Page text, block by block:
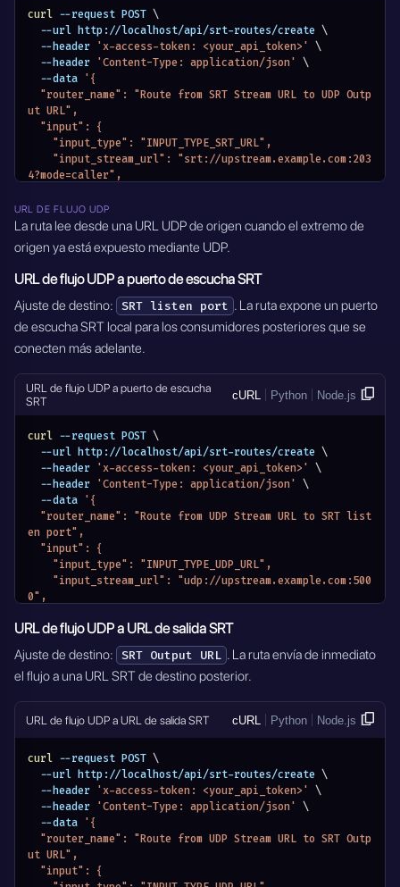
      "host": "0.0.0.0",
      "mode": "listener",
      "latency": 500,
      "rcvlatency": 200,
      "fc": 25600,
      "sndbuf": 12288000,
      "rcvbuf": 12288000,
      "inputbw": 750000,
      "oheadbw": 25,
      "groupconnect": "yes",
      "groupminstabletimeo": 60,
      "conntimeo": 3000
    "module_name": "MODULE_SRT_ROUTERS"
  },
  "active": true
curl --request POST \
  --url http://localhost/api/srt-routes/create
\
  --header
'x-access-token: <your_api_token>'
\
  --header
'Content-Type: application/json'
\
  --data
'{
ut URL",
  "input": {
    "input_type": "INPUT_TYPE_SRT_URL",
4?mode=caller",
      "rcvbuf": 48234496
    },
    "module_name": "MODULE_SRT_ROUTERS"
  },
  "output": {
    "output_type": "OUTPUT_TYPE_UDP_URL",
    "output_stream_url": "udp://destination.example.co
m:5000",
    "module_name": "MODULE_SRT_ROUTERS"
  },
}'
URL DE FLUJO UDP
La ruta lee desde una URL UDP de origen cuando el extremo de
origen ya está expuesto mediante UDP.
URL de flujo UDP a puerto de escucha SRT
Ajuste de destino: SRT listen port . La ruta expone un puerto
de escucha SRT local para los consumidores posteriores que se
conecten más adelante.
URL de flujo UDP a puerto de escucha
SRT
cURL Python Node.js
curl --request POST \
  --url http://localhost/api/srt-routes/create
\
  --header
'x-access-token: <your_api_token>'
\
  --header
'Content-Type: application/json'
\
  --data
'{
en port",
  "input": {
    "input_type": "INPUT_TYPE_UDP_URL",
0",
  },
    "output_type": "OUTPUT_TYPE_SRT_LISTEN",
    "output_stream_listen_port": {
    },
    "output_settings": {
      "host": "0.0.0.0",
      "mode": "listener",
      "latency": 500,
      "rcvlatency": 200,
      "fc": 25600,
      "sndbuf": 12288000,
      "rcvbuf": 12288000,
      "inputbw": 750000,
URL de flujo UDP a URL de salida SRT
Ajuste de destino: SRT Output URL . La ruta envía de inmediato
el flujo a una URL SRT de destino posterior.
URL de flujo UDP a URL de salida SRT cURL Python Node.js
curl --request POST \
  --url http://localhost/api/srt-routes/create
\
  --header
'x-access-token: <your_api_token>'
\
  --header
'Content-Type: application/json'
\
  --data
'{
ut URL",
  "input": {